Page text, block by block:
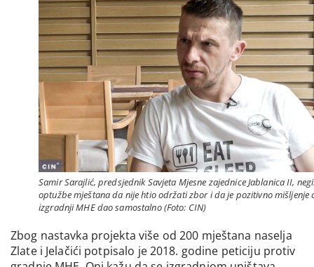
Samir Sarajlić, predsjednik Savjeta Mjesne zajednice Jablanica II,
optužbe mještana da nije htio održati zbor i da je pozitivno mišljenje
izgradnji MHE dao samostalno (Foto: CIN)
Zbog nastavka projekta više od 200 mještana naselja
Zlate i Jelačići potpisalo je 2018. godine peticiju protiv